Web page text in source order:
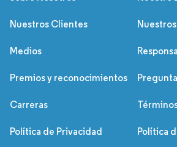
Nuestros Clientes
Medios
Premios y reconocimientos
Carreras
Política de Privacidad Política